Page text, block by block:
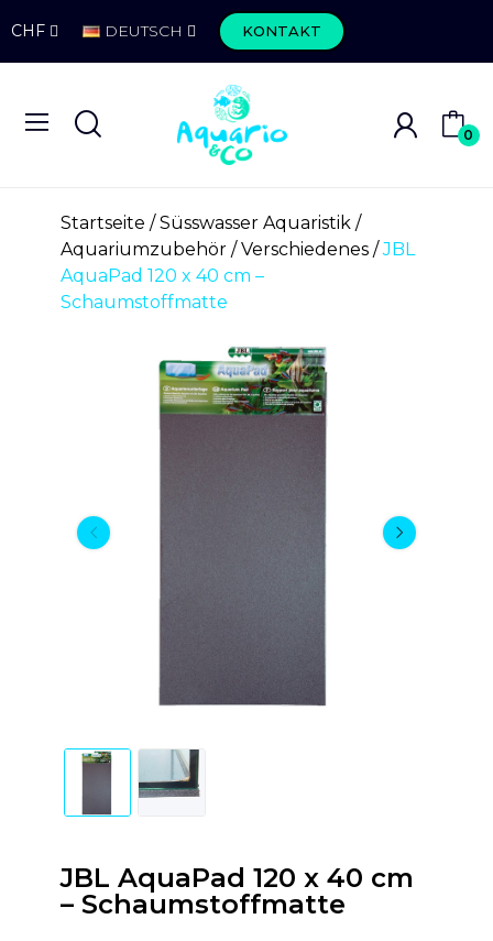
CHF DEUTSCH KONTAKT
0
Startseite
Süsswasser Aquaristik
Aquariumzubehör
Verschiedenes
JBL
AquaPad 120 x 40 cm –
Schaumstoffmatte
JBL AquaPad 120 x 40 cm
– Schaumstoffmatte